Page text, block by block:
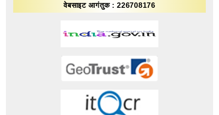
वेबसाइट आगंतुक : 226708176